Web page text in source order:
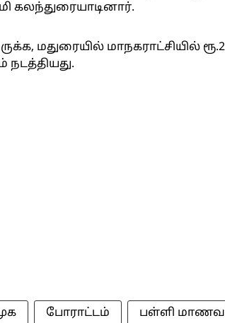
கலந்துரையாடினார்.
மதுரையில் மாநகராட்சியில்
நடத்தியது.
போராட்டம் பள்ளி